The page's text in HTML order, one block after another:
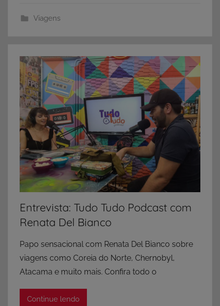
Viagens
Entrevista: Tudo Tudo Podcast com
Renata Del Bianco
Papo sensacional com Renata Del Bianco sobre
viagens como Coreia do Norte, Chernobyl,
Atacama e muito mais. Confira todo o
Continue lendo